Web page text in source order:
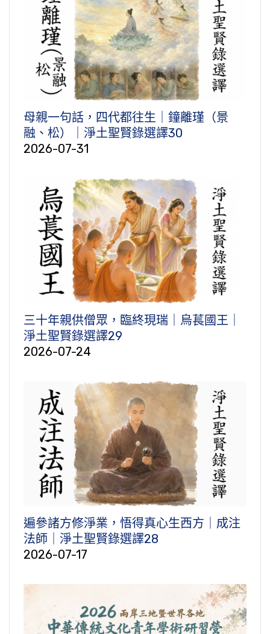
母親一句話，四代都往生｜鐘離瑾（景
融、松）｜淨土聖賢錄選譯30
2026-07-31
三十年親供僧眾，臨終現瑞｜烏萇國王｜
淨土聖賢錄選譯29
2026-07-24
遍參諸方修淨業，悟得真心生西方｜成注
法師｜淨土聖賢錄選譯28
2026-07-17